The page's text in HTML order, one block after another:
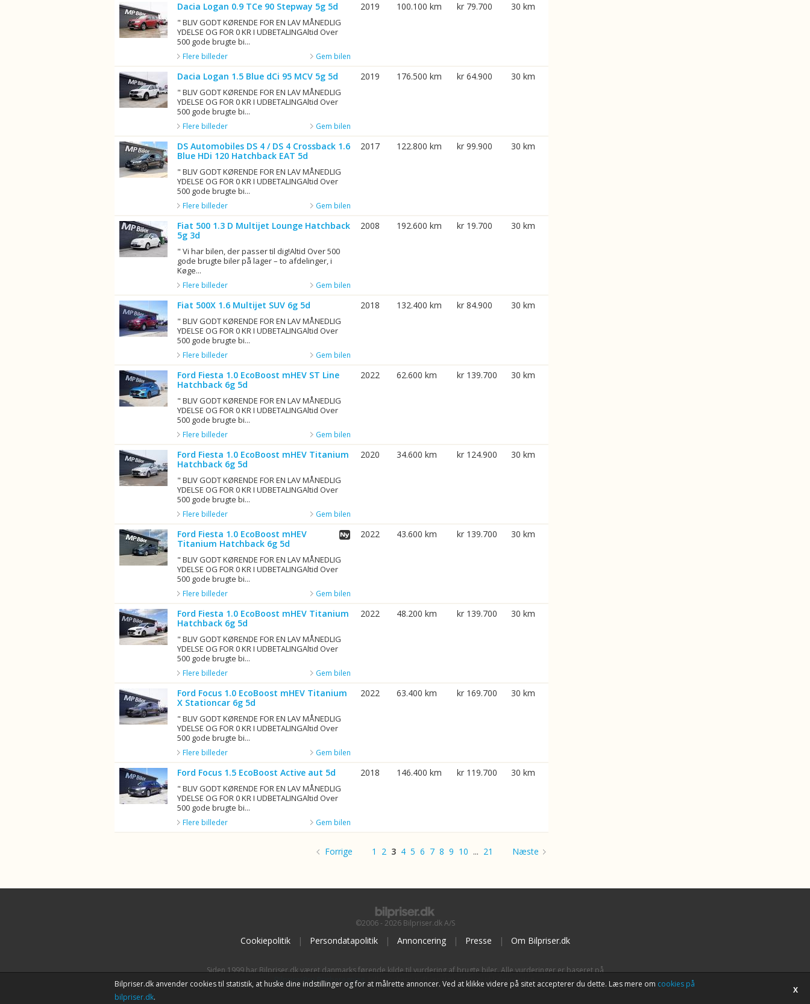
Dacia Logan 0.9 TCe 90 Stepway 5g 5d
" BLIV GODT KØRENDE FOR EN LAV MÅNEDLIG
YDELSE OG FOR 0 KR I UDBETALINGAltid Over
500 gode brugte bi...
Gem bilen
Flere billeder
2019 100.100 km kr 79.700 30 km
Dacia Logan 1.5 Blue dCi 95 MCV 5g 5d
" BLIV GODT KØRENDE FOR EN LAV MÅNEDLIG
YDELSE OG FOR 0 KR I UDBETALINGAltid Over
500 gode brugte bi...
Gem bilen
Flere billeder
2019 176.500 km kr 64.900 30 km
DS Automobiles DS 4 / DS 4 Crossback 1.6
Blue HDi 120 Hatchback EAT 5d
" BLIV GODT KØRENDE FOR EN LAV MÅNEDLIG
YDELSE OG FOR 0 KR I UDBETALINGAltid Over
500 gode brugte bi...
Gem bilen
Flere billeder
2017 122.800 km kr 99.900 30 km
Fiat 500 1.3 D Multijet Lounge Hatchback
5g 3d
" Vi har bilen, der passer til dig!Altid Over 500
gode brugte biler på lager – to afdelinger, i
Køge...
Gem bilen
Flere billeder
2008 192.600 km kr 19.700 30 km
Fiat 500X 1.6 Multijet SUV 6g 5d
" BLIV GODT KØRENDE FOR EN LAV MÅNEDLIG
YDELSE OG FOR 0 KR I UDBETALINGAltid Over
500 gode brugte bi...
Gem bilen
Flere billeder
2018 132.400 km kr 84.900 30 km
Ford Fiesta 1.0 EcoBoost mHEV ST Line
Hatchback 6g 5d
" BLIV GODT KØRENDE FOR EN LAV MÅNEDLIG
YDELSE OG FOR 0 KR I UDBETALINGAltid Over
500 gode brugte bi...
Gem bilen
Flere billeder
2022 62.600 km kr 139.700 30 km
Ford Fiesta 1.0 EcoBoost mHEV Titanium
Hatchback 6g 5d
" BLIV GODT KØRENDE FOR EN LAV MÅNEDLIG
YDELSE OG FOR 0 KR I UDBETALINGAltid Over
500 gode brugte bi...
Gem bilen
Flere billeder
2020 34.600 km kr 124.900 30 km
Ford Fiesta 1.0 EcoBoost mHEV
Titanium Hatchback 6g 5d
" BLIV GODT KØRENDE FOR EN LAV MÅNEDLIG
YDELSE OG FOR 0 KR I UDBETALINGAltid Over
500 gode brugte bi...
Gem bilen
Flere billeder
2022 43.600 km kr 139.700 30 km
Ford Fiesta 1.0 EcoBoost mHEV Titanium
Hatchback 6g 5d
" BLIV GODT KØRENDE FOR EN LAV MÅNEDLIG
YDELSE OG FOR 0 KR I UDBETALINGAltid Over
500 gode brugte bi...
Gem bilen
Flere billeder
2022 48.200 km kr 139.700 30 km
Ford Focus 1.0 EcoBoost mHEV Titanium
X Stationcar 6g 5d
" BLIV GODT KØRENDE FOR EN LAV MÅNEDLIG
YDELSE OG FOR 0 KR I UDBETALINGAltid Over
500 gode brugte bi...
Gem bilen
Flere billeder
2022 63.400 km kr 169.700 30 km
Ford Focus 1.5 EcoBoost Active aut 5d
" BLIV GODT KØRENDE FOR EN LAV MÅNEDLIG
YDELSE OG FOR 0 KR I UDBETALINGAltid Over
500 gode brugte bi...
Gem bilen
Flere billeder
2018 146.400 km kr 119.700 30 km
Forrige 1 2 3 4 5 6 7 8 9 10 ... 21 Næste
©2006 - 2026 Bilpriser.dk A/S
Cookiepolitik | Persondatapolitik | Annoncering | Presse | Om Bilpriser.dk
Siden 1999 har Bilpriser.dk været danmarks førende kilde til vurdering af brugte biler. Alle vurderinger er baseret på
BilpriserPro Prisberegning
, bilbranchens uafhængige værktøj til bilvurdering.
Bilpriser.dk anvender cookies til statistik, at huske dine indstillinger og for at målrette annoncer. Ved at klikke videre på sitet accepterer du dette. Læs mere om cookies på
bilpriser.dk.
X